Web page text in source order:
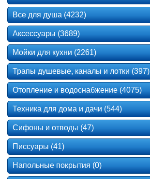
Все для душа (4232)
Аксессуары (3689)
Мойки для кухни (2261)
Трапы душевые, каналы и лотки (397)
Отопление и водоснабжение (4075)
Техника для дома и дачи (544)
Сифоны и отводы (47)
Писсуары (41)
Напольные покрытия (0)